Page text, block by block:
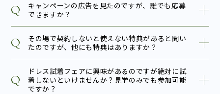
キャンペーンの広告を見たのですが、誰でも応募
できますか？
その場で契約しないと使えない特典があると聞い
たのですが、他にも特典はありますか？
ドレス試着フェアに興味があるのですが絶対に試
着しないといけませんか？見学のみでも参加可能
ですか？